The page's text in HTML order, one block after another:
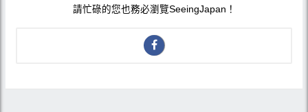
請忙碌的您也務必瀏覽SeeingJapan！